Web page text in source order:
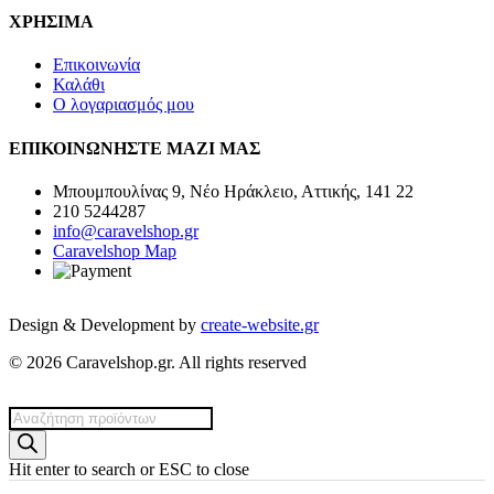
ΧΡΗΣΙΜΑ
Επικοινωνία
Καλάθι
Ο λογαριασμός μου
ΕΠΙΚΟΙΝΩΝΗΣΤΕ ΜΑΖΙ ΜΑΣ
Μπουμπουλίνας 9, Νέο Ηράκλειο, Αττικής, 141 22
210 5244287
info@caravelshop.gr
Caravelshop Map
Design & Development by create-website.gr
© 2026 Caravelshop.gr. All rights reserved
Products
search
Hit enter to search or ESC to close